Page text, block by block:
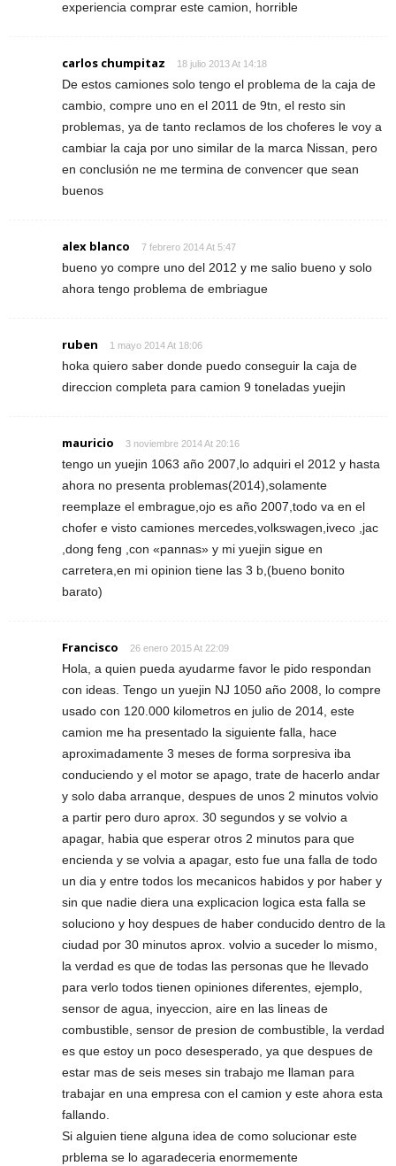
experiencia comprar este camion, horrible
carlos chumpitaz 18 julio 2013 At 14:18
De estos camiones solo tengo el problema de la caja de
cambio, compre uno en el 2011 de 9tn, el resto sin
problemas, ya de tanto reclamos de los choferes le voy a
cambiar la caja por uno similar de la marca Nissan, pero
en conclusión ne me termina de convencer que sean
buenos
alex blanco 7 febrero 2014 At 5:47
bueno yo compre uno del 2012 y me salio bueno y solo
ahora tengo problema de embriague
ruben 1 mayo 2014 At 18:06
hoka quiero saber donde puedo conseguir la caja de
direccion completa para camion 9 toneladas yuejin
mauricio 3 noviembre 2014 At 20:16
tengo un yuejin 1063 año 2007,lo adquiri el 2012 y hasta
ahora no presenta problemas(2014),solamente
reemplaze el embrague,ojo es año 2007,todo va en el
chofer e visto camiones mercedes,volkswagen,iveco ,jac
,dong feng ,con «pannas» y mi yuejin sigue en
carretera,en mi opinion tiene las 3 b,(bueno bonito
barato)
Francisco 26 enero 2015 At 22:09
Hola, a quien pueda ayudarme favor le pido respondan
con ideas. Tengo un yuejin NJ 1050 año 2008, lo compre
usado con 120.000 kilometros en julio de 2014, este
camion me ha presentado la siguiente falla, hace
aproximadamente 3 meses de forma sorpresiva iba
conduciendo y el motor se apago, trate de hacerlo andar
y solo daba arranque, despues de unos 2 minutos volvio
a partir pero duro aprox. 30 segundos y se volvio a
apagar, habia que esperar otros 2 minutos para que
encienda y se volvia a apagar, esto fue una falla de todo
un dia y entre todos los mecanicos habidos y por haber y
sin que nadie diera una explicacion logica esta falla se
soluciono y hoy despues de haber conducido dentro de la
ciudad por 30 minutos aprox. volvio a suceder lo mismo,
la verdad es que de todas las personas que he llevado
para verlo todos tienen opiniones diferentes, ejemplo,
sensor de agua, inyeccion, aire en las lineas de
combustible, sensor de presion de combustible, la verdad
es que estoy un poco desesperado, ya que despues de
estar mas de seis meses sin trabajo me llaman para
trabajar en una empresa con el camion y este ahora esta
fallando.
Si alguien tiene alguna idea de como solucionar este
prblema se lo agaradeceria enormemente